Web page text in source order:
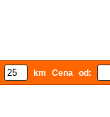
km Cena od: